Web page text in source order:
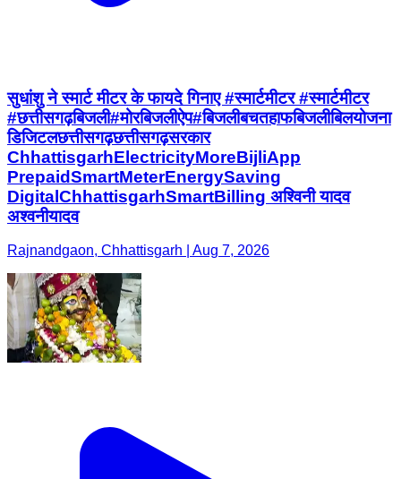
सुधांशु ने स्मार्ट मीटर के फायदे गिनाए #स्मार्टमीटर #स्मार्टमीटर ​
#छत्तीसगढ़बिजली ​#मोरबिजलीऐप ​#बिजलीबचत ​हाफबिजलीबिलयोजना ​
डिजिटलछत्तीसगढ़ ​छत्तीसगढ़सरकार ​ ​
ChhattisgarhElectricity ​MoreBijliApp ​
PrepaidSmartMeter ​EnergySaving ​
DigitalChhattisgarh ​SmartBilling अश्विनी यादव
अश्वनीयादव
Rajnandgaon, Chhattisgarh | Aug 7, 2026